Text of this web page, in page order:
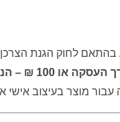
לחוק הגנת הצרכן,
עבור מוצר בעיצוב אישי